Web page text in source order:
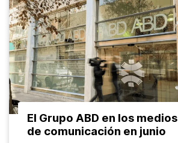
El Grupo ABD en los medios
de comunicación en junio